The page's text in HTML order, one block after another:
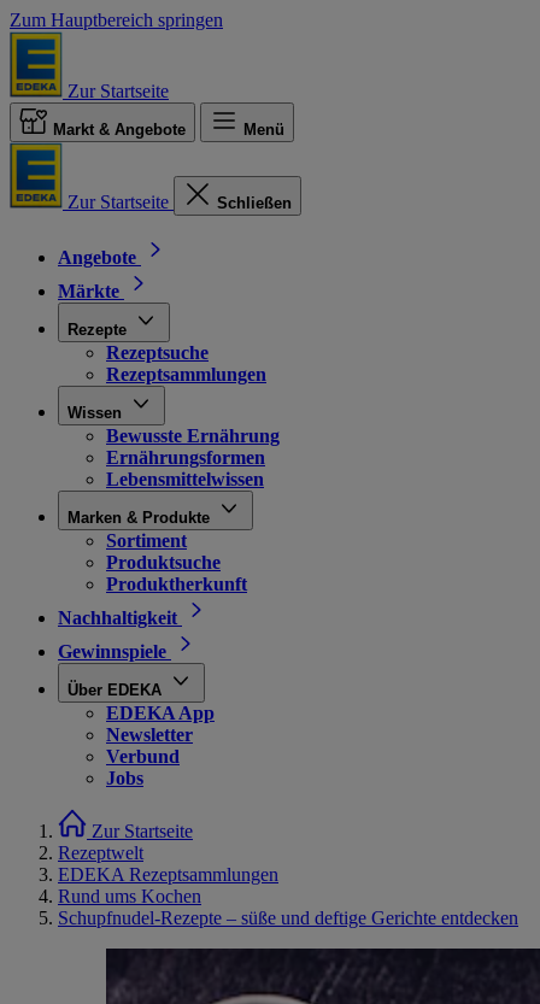
Zum Hauptbereich springen
Zur Startseite
Markt & Angebote Menü
Zur Startseite Schließen
Angebote
Märkte
Rezepte
Rezeptsuche
Rezeptsammlungen
Wissen
Bewusste Ernährung
Ernährungsformen
Lebensmittelwissen
Marken & Produkte
Sortiment
Produktsuche
Produktherkunft
Nachhaltigkeit
Gewinnspiele
Über EDEKA
EDEKA App
Newsletter
Verbund
Jobs
Zur Startseite
Rezeptwelt
EDEKA Rezeptsammlungen
Rund ums Kochen
Schupfnudel-Rezepte – süße und deftige Gerichte entdecken